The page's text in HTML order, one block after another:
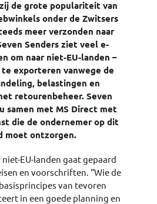
de grote populariteit van
onder de Zwitsers
meer verzonden naar
Senders ziet veel e-
om naar niet-EU-landen –
exporteren vanwege de
belastingen en
retourenbeheer. Seven
samen met MS Direct met
die de ondernemer op dit
moet ontzorgen.
EU-landen gaat gepaard
en voorschriften. “Wie de
van tevoren
in een goede planning en